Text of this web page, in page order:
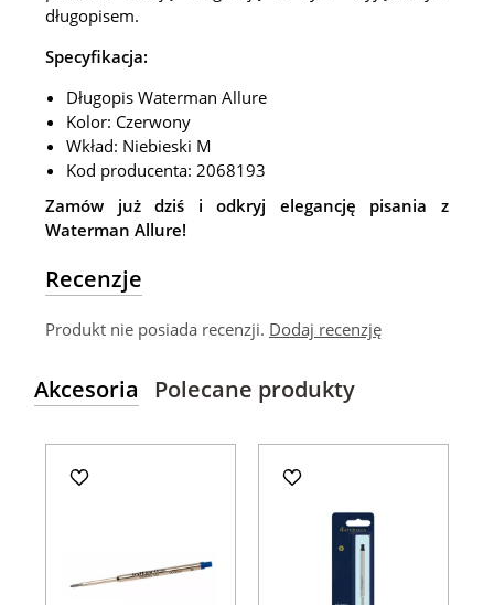
długopisem.
Specyfikacja:
Długopis Waterman Allure
Kolor: Czerwony
Wkład: Niebieski M
Kod producenta: 2068193
Zamów już dziś i odkryj elegancję pisania z
Waterman Allure!
Recenzje
Produkt nie posiada recenzji. Dodaj recenzję
Akcesoria Polecane produkty